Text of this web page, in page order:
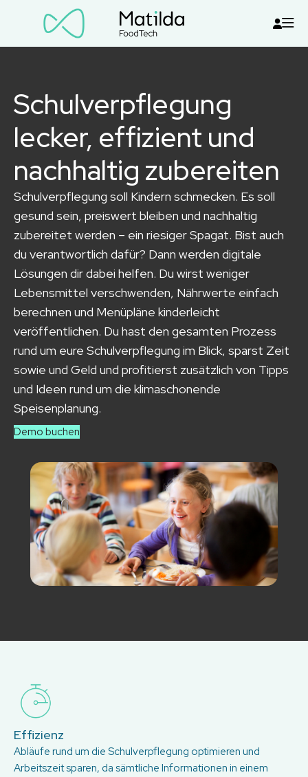
Schulverpflegung
lecker, effizient und
nachhaltig zubereiten
Schulverpflegung soll Kindern schmecken. Es soll
gesund sein, preiswert bleiben und nachhaltig
zubereitet werden – ein riesiger Spagat. Bist auch
du verantwortlich dafür? Dann werden digitale
Lösungen dir dabei helfen. Du wirst weniger
Lebensmittel verschwenden, Nährwerte einfach
berechnen und Menüpläne kinderleicht
veröffentlichen. Du hast den gesamten Prozess
rund um eure Schulverpflegung im Blick, sparst Zeit
sowie und Geld und profitierst zusätzlich von Tipps
und Ideen rund um die klimaschonende
Speisenplanung.
Demo buchen
Effizienz
Abläufe rund um die Schulverpflegung optimieren und
Arbeitszeit sparen, da sämtliche Informationen in einem